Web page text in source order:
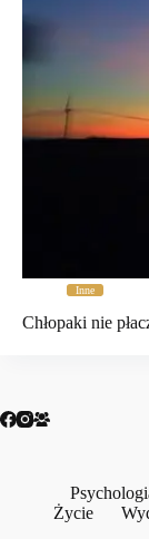
Inne
Chłopaki nie
Życie